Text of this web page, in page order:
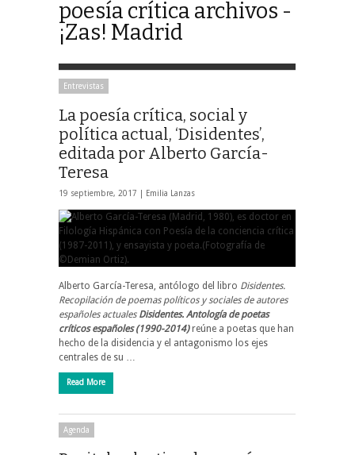
poesía crítica archivos -
¡Zas! Madrid
Entrevistas
La poesía crítica, social y
política actual, ‘Disidentes’,
editada por Alberto García-
Teresa
19 septiembre, 2017 | Emilia Lanzas
Alberto García-Teresa, antólogo del libro Disidentes.
Recopilación de poemas políticos y sociales de autores
españoles actuales Disidentes. Antología de poetas
críticos españoles (1990-2014)reúne a poetas que han
hecho de la disidencia y el antagonismo los ejes
centrales de su …
Read More
Agenda